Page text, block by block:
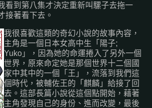
看到第八集才決定重新叫騾子去拖一
接著看下去。
我很喜歡這類的奇幻小說的故事內容，
主角是一個日本女高中生「陽子;
Yuko」，因為她的命運捲入了另外一個
世界，原來命定她是那個世界十二個國
家中其中的一個「王」，流落到我們這
個時代，被輔佐王的「麒麟」給接了回
去。這部長篇小說從這個點開始，藉著
主角發現自己的身份、進而改變，最後